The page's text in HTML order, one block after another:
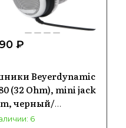
₽
Beyerdynamic
(32 Ohm), mini jack
черный/
6